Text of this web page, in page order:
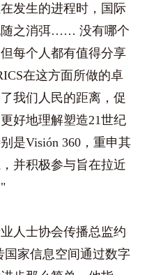
发生的进程时，国际
随之消弭…… 没有哪个
每个人都有值得分享
在这方面所做的卓
我们人民的距离，促
好地理解塑造21世纪
是Visión 360，重申其
并积极参与旨在拉近
士协会传播总监约
国家信息空间通过数字